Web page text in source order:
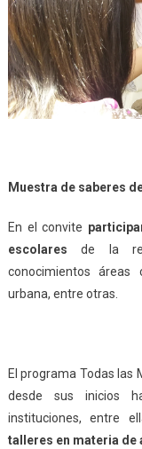
Muestra de saberes
En el convite
escolares de la
conocimientos áreas
urbana, entre otras.
El programa Todas las
desde sus inicios
instituciones, entre
talleres en materia de